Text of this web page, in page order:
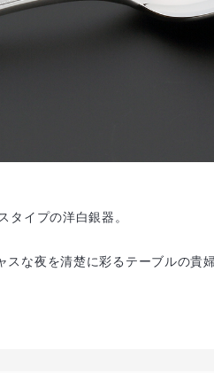
タイプの洋白銀器。
な夜を清楚に彩るテーブルの貴婦